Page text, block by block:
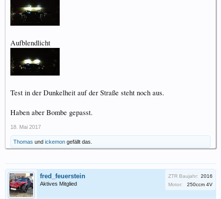
Aufblendlicht
Test in der Dunkelheit auf der Straße steht noch aus.
Haben aber Bombe gepasst.
18. Mai 2017
Thomas und ickemon gefällt das.
fred_feuerstein
Aktives Mitglied
ZTR Baujahr: 2016
Motor:
250ccm 4V